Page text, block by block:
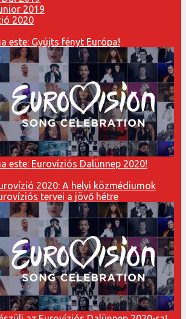
2019
2020
este: Gyújts fényt Európa!
este: Eurovíziós Dalünnep 2020!
2020: A helyi közmédiumok
tervei a jövő hétre